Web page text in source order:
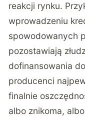
reakcji rynku.
wprowadzeniu
spowodowanych
pozostawiają
dofinansowania
producenci
finalnie
albo znikoma,